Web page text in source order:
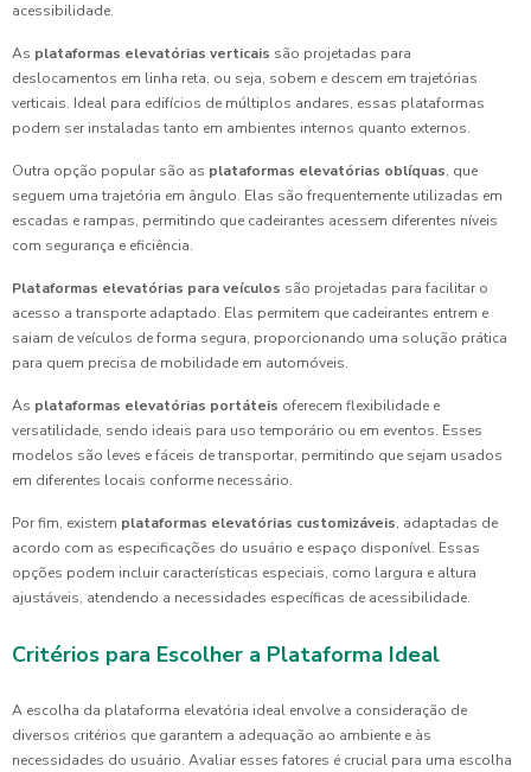
acessibilidade.
As plataformas elevatórias verticais são projetadas para
deslocamentos em linha reta, ou seja, sobem e descem em trajetórias
verticais. Ideal para edifícios de múltiplos andares, essas plataformas
podem ser instaladas tanto em ambientes internos quanto externos.
Outra opção popular são as plataformas elevatórias oblíquas, que
seguem uma trajetória em ângulo. Elas são frequentemente utilizadas em
escadas e rampas, permitindo que cadeirantes acessem diferentes níveis
com segurança e eficiência.
Plataformas elevatórias para veículos são projetadas para facilitar o
acesso a transporte adaptado. Elas permitem que cadeirantes entrem e
saiam de veículos de forma segura, proporcionando uma solução prática
para quem precisa de mobilidade em automóveis.
As plataformas elevatórias portáteis oferecem flexibilidade e
versatilidade, sendo ideais para uso temporário ou em eventos. Esses
modelos são leves e fáceis de transportar, permitindo que sejam usados
em diferentes locais conforme necessário.
Por fim, existem plataformas elevatórias customizáveis, adaptadas de
acordo com as especificações do usuário e espaço disponível. Essas
opções podem incluir características especiais, como largura e altura
ajustáveis, atendendo a necessidades específicas de acessibilidade.
Critérios para Escolher a Plataforma Ideal
A escolha da plataforma elevatória ideal envolve a consideração de
diversos critérios que garantem a adequação ao ambiente e às
necessidades do usuário. Avaliar esses fatores é crucial para uma escolha